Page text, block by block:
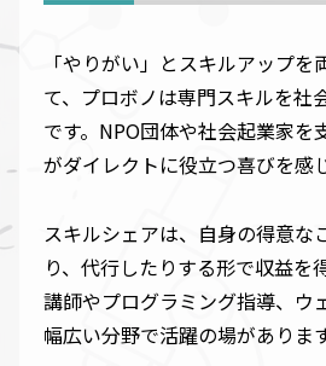
「やりがい」とスキルアップを
て、プロボノは専門スキルを社
です。NPO団体や社会起業家を
がダイレクトに役立つ喜びを感
スキルシェアは、自身の得意な
り、代行したりする形で収益を
講師やプログラミング指導、ウ
幅広い分野で活躍の場があります